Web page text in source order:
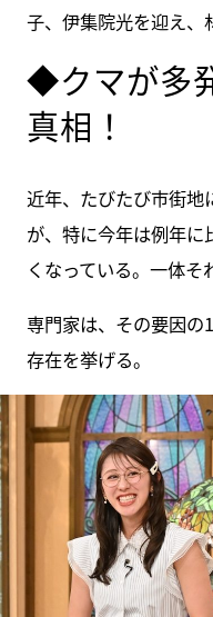
子、伊集院光を迎え、
◆クマが多
真相！
近年、たびたび市街地
が、特に今年は例年に
くなっている。一体そ
専門家は、その要因の
存在を挙げる。